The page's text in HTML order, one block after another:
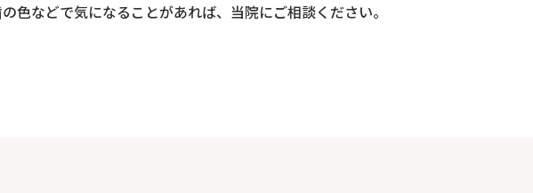
色などで気になることがあれば、当院にご相談ください。